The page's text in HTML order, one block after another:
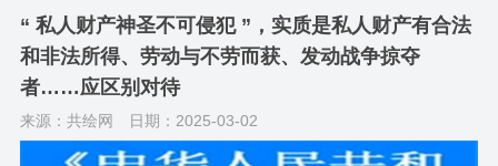
“ 私人财产神圣不可侵犯 ”，实质是私人财产有合法
和非法所得、劳动与不劳而获、发动战争掠夺
者……应区别对待
来源：共绘网 日期：2025-03-02